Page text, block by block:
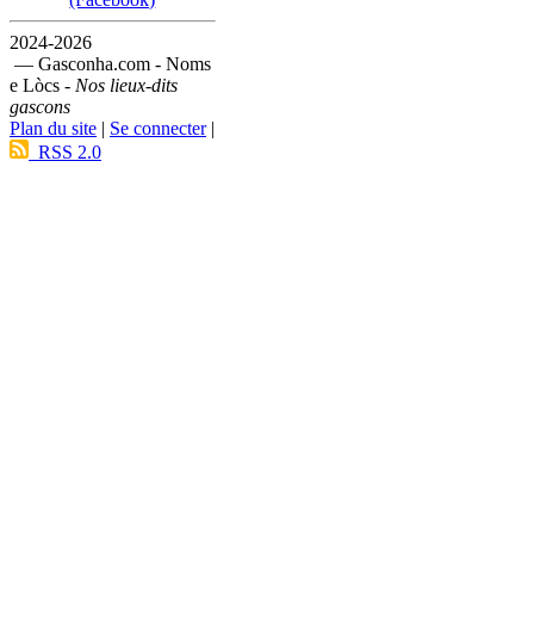
2024-2026
— Gasconha.com - Noms
e Lòcs - Nos lieux-dits
gascons
Plan du site | Se connecter|
RSS 2.0